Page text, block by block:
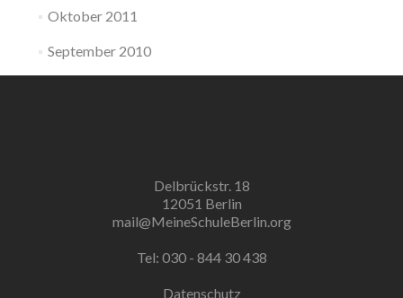
Oktober 2011
September 2010
Delbrückstr. 18
12051 Berlin
mail@MeineSchuleBerlin.org
Tel: 030 - 844 30 438
Datenschutz